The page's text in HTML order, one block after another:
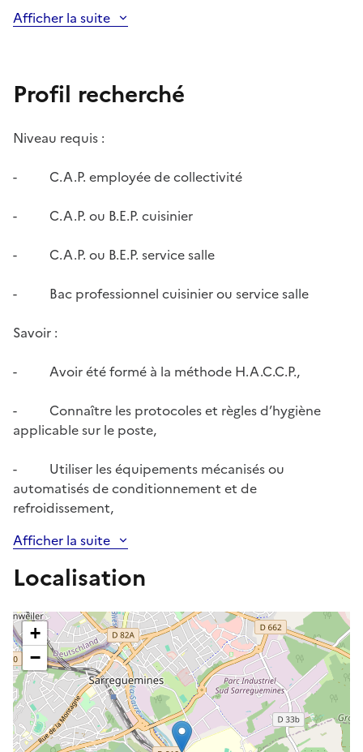
Afficher la suite
Profil recherché
Niveau requis :
- C.A.P. employée de collectivité
- C.A.P. ou B.E.P. cuisinier
- C.A.P. ou B.E.P. service salle
- Bac professionnel cuisinier ou service salle
Savoir :
- Avoir été formé à la méthode H.A.C.C.P.,
- Connaître les protocoles et règles d’hygiène
applicable sur le poste,
- Utiliser les équipements mécanisés ou
automatisés de conditionnement et de
refroidissement,
Afficher la suite
Localisation
+
−